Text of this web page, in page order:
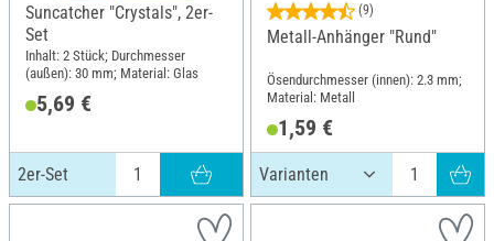
Suncatcher "Crystals", 2er-
Set
Inhalt: 2 Stück; Durchmesser
(außen): 30 mm; Material: Glas
5,69 €
2er-Set
(9)
Metall-Anhänger "Rund"
Ösendurchmesser (innen): 2.3 mm;
Material: Metall
1,59 €